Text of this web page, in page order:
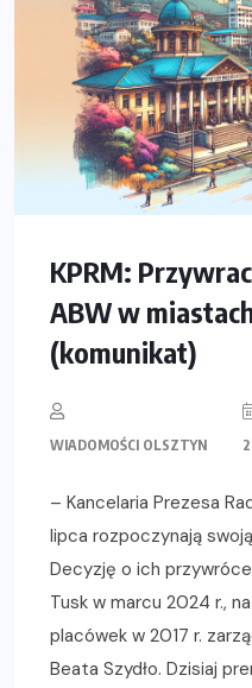
KPRM:
ABW w
(komunikat)
WIADOMOŚCI OLSZTYN
– Kancelaria Prezesa
lipca rozpoczynają
Decyzję o ich
Tusk w marcu 2024 r.,
placówek w 2017 r.
Beata Szydło. Dzisiaj